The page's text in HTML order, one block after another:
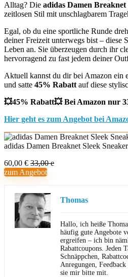
Alltag? Die adidas Damen Breaknet
zeitlosen Stil mit unschlagbarem
Egal, ob du eine sportliche Runde
deiner Freizeit unterwegs bist – diese
Leben an. Sie überzeugen durch ihr
hervorragend zu fast jedem deiner
Aktuell kannst du dir bei Amazon ein
und satte 45% Rabatt auf diese
💥45% Rabatt💥 Bei Amazon nur
Hier geht es zum Angebot bei
adidas Damen Breaknet Sleek
60,00 € 33,00 e
zum Angebot
Thomas
Hallo, ich heiße
häufig gute Angebote
ergreifen – ich bin
Rabattcoupons. Jeden
Schnäppchen,
Anregungen,
sie mir bitte mit.